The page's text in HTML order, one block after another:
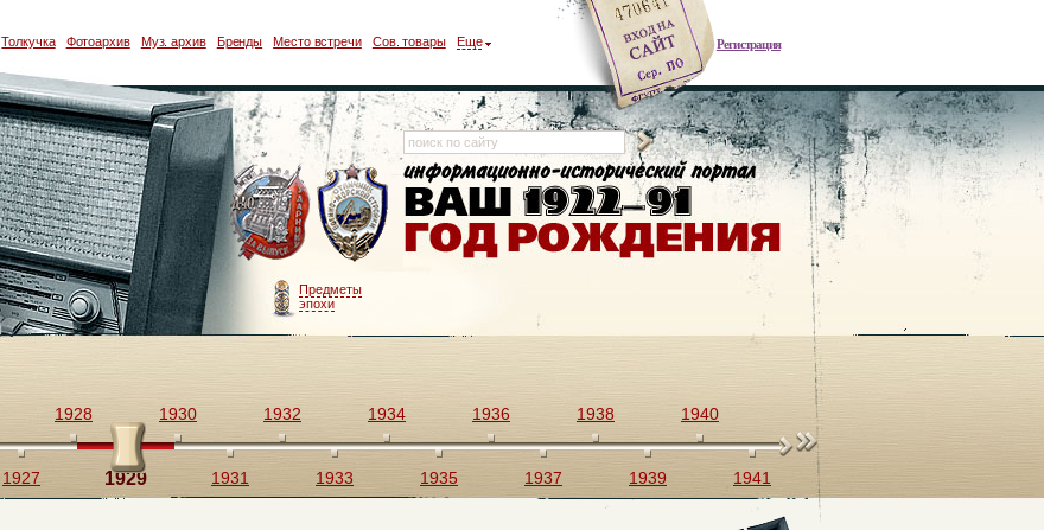
Регистрация
Толкучка Фотоархив Муз. архив Бренды Место встречи Сов. товары Еще
Предметы
эпохи
1927
1928
1929
1930
1931
1932
1933
1934
1935
1936
1937
1938
1939
1940
1941
1942